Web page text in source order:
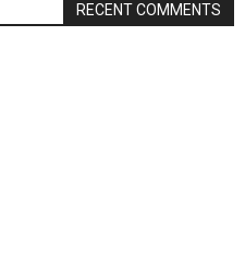
RECENT COMMENTS